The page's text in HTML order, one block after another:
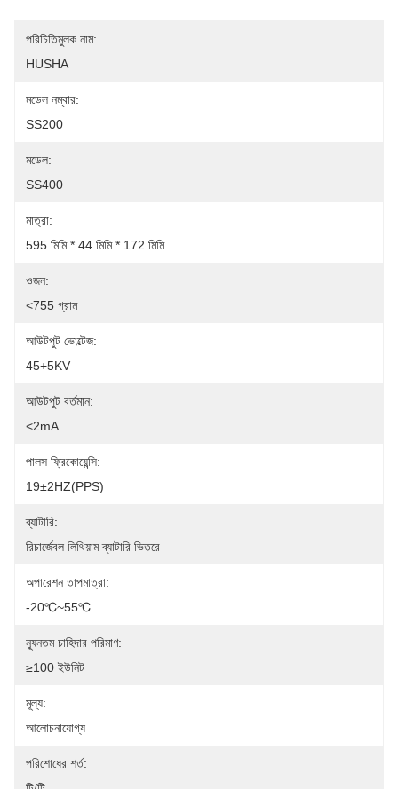
পরিচিতিমুলক নাম:
HUSHA
মডেল নম্বার:
SS200
মডেল:
SS400
মাত্রা:
595 মিমি * 44 মিমি * 172 মিমি
ওজন:
<755 গ্রাম
আউটপুট ভোল্টেজ:
45+5KV
আউটপুট বর্তমান:
<2mA
পালস ফ্রিকোয়েন্সি:
19±2HZ(PPS)
ব্যাটারি:
রিচার্জেবল লিথিয়াম ব্যাটারি ভিতরে
অপারেশন তাপমাত্রা:
-20℃~55℃
ন্যূনতম চাহিদার পরিমাণ:
≥100 ইউনিট
মূল্য:
আলোচনাযোগ্য
পরিশোধের শর্ত: